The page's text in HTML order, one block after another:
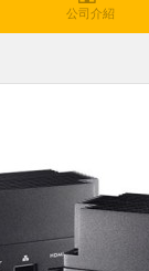
公司介紹